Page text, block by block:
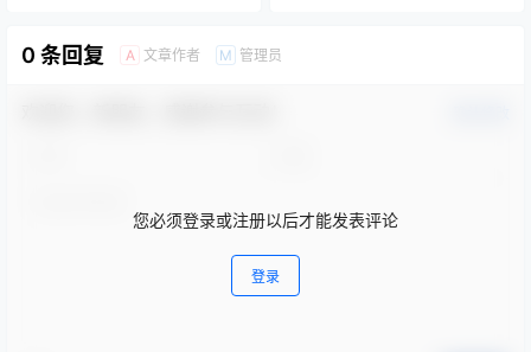
0 条回复 A 文章作者 M 管理员
您必须登录或注册以后才能发表评论
登录